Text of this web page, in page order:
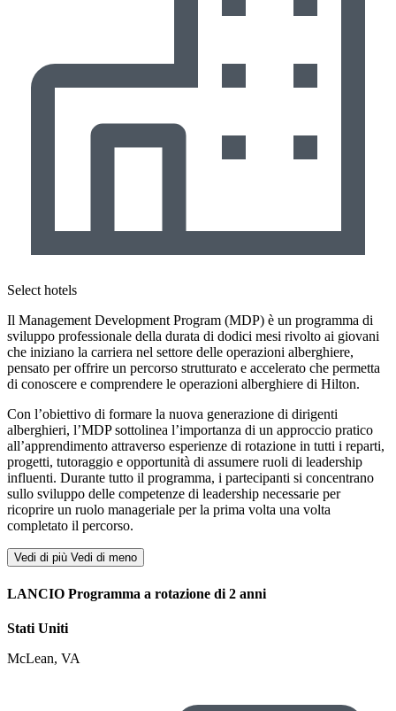
Select hotels
Il Management Development Program (MDP) è un programma di
sviluppo professionale della durata di dodici mesi rivolto ai giovani
che iniziano la carriera nel settore delle operazioni alberghiere,
pensato per offrire un percorso strutturato e accelerato che permetta
di conoscere e comprendere le operazioni alberghiere di Hilton.
Con l’obiettivo di formare la nuova generazione di dirigenti
alberghieri, l’MDP sottolinea l’importanza di un approccio pratico
all’apprendimento attraverso esperienze di rotazione in tutti i reparti,
progetti, tutoraggio e opportunità di assumere ruoli di leadership
influenti. Durante tutto il programma, i partecipanti si concentrano
sullo sviluppo delle competenze di leadership necessarie per
ricoprire un ruolo manageriale per la prima volta una volta
completato il percorso.
Vedi di più Vedi di meno
LANCIO Programma a rotazione di 2 anni
Stati Uniti
McLean, VA